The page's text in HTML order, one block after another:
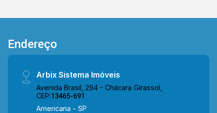
Endereço
Arbix Sistema Imóveis
Avenida Brasil, 294 - Chácara Girassol,
CEP:13465-691
Americana - SP